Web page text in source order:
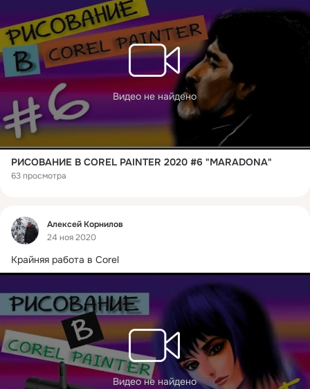
Видео не найдено
РИСОВАНИЕ В COREL PAINTER 2020 #6 "MARADONA"
63 просмотра
Фид
Алексей Корнилов
24 ноя 2020
Крайняя работа в Corel
Видео не найдено